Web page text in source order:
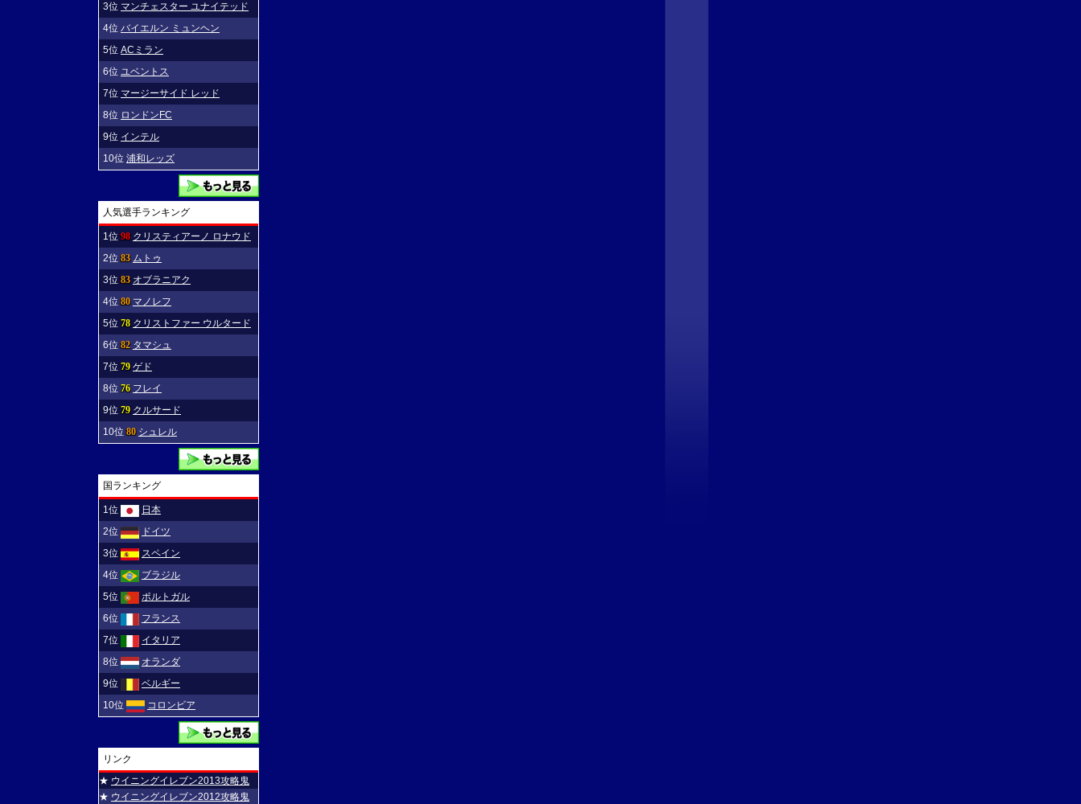
3位 マンチェスター ユナイテッド
4位 バイエルン ミュンヘン
5位 ACミラン
6位 ユベントス
7位 マージーサイド レッド
8位 ロンドンFC
9位 インテル
10位 浦和レッズ
人気選手ランキング
1位98 クリスティアーノ ロナウド
2位83 ムトゥ
3位83 オブラニアク
4位80 マノレフ
5位 78 クリストファー ウルタード
6位82 タマシュ
7位 79 ゲド
8位76 フレイ
9位 79 クルサード
10位80 シュレル
国ランキング
1位
日本
2位
ドイツ
3位
スペイン
4位
ブラジル
5位
ポルトガル
6位
フランス
7位
イタリア
8位
オランダ
9位
ベルギー
10位
コロンビア
リンク
★ ウイニングイレブン2013攻略鬼
★ ウイニングイレブン2012攻略鬼